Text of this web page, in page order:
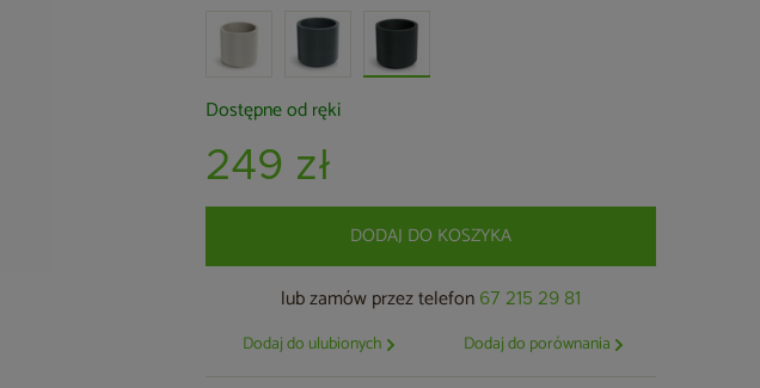
Dostępne od ręki
249 zł
DODAJ DO KOSZYKA
lub zamów przez telefon 67 215 29 81
Dodaj do ulubionych Dodaj do porównania